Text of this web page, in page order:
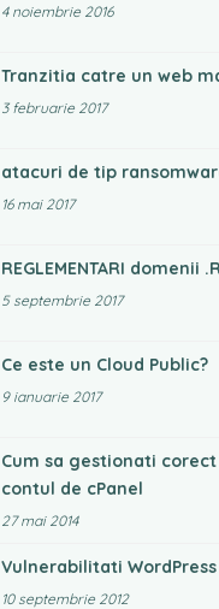
4 noiembrie 2016
Tranzitia catre un web
3 februarie 2017
atacuri de tip
16 mai 2017
REGLEMENTARI domenii
5 septembrie 2017
Ce este un Cloud Public?
9 ianuarie 2017
Cum sa gestionati
contul de cPanel
27 mai 2014
Vulnerabilitati WordPress
10 septembrie 2012